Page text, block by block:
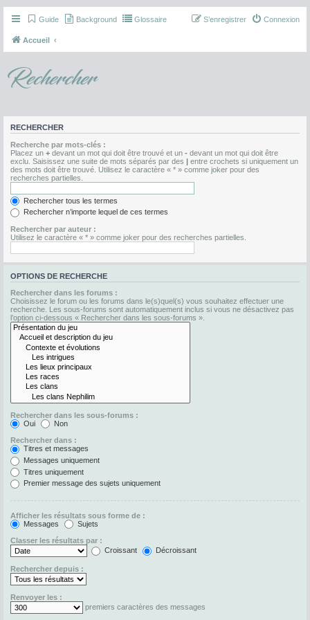
Guide Background Glossaire Connexion
S’enregistrer
Accueil
Rechercher
RECHERCHER
Recherche par mots-clés :
Placez un + devant un mot qui doit être trouvé et un - devant un mot qui doit être
exclu. Saisissez une suite de mots séparés par des | entre crochets si uniquement un
des mots doit être trouvé. Utilisez le caractère « * » comme joker pour des
recherches partielles.
Rechercher tous les termes
Rechercher n’importe lequel de ces termes
Rechercher par auteur :
Utilisez le caractère « * » comme joker pour des recherches partielles.
OPTIONS DE RECHERCHE
Rechercher dans les forums :
Choisissez le forum ou les forums dans le(s)quel(s) vous souhaitez effectuer une
recherche. Les sous-forums sont automatiquement inclus si vous ne désactivez pas
l’option ci-dessous « Rechercher dans les sous-forums ».
Rechercher dans les sous-forums :
Oui
Non
Rechercher dans :
Titres et messages
Messages uniquement
Titres uniquement
Premier message des sujets uniquement
Afficher les résultats sous forme de :
Messages
Sujets
Classer les résultats par :
Croissant
Décroissant
Rechercher depuis :
Renvoyer les :
premiers caractères des messages